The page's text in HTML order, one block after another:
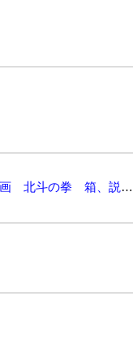
【激レア！希少な一品】レトロFCファミコン 東映動画 北斗の拳 箱、説明書付き！初期動作確認済 比較...